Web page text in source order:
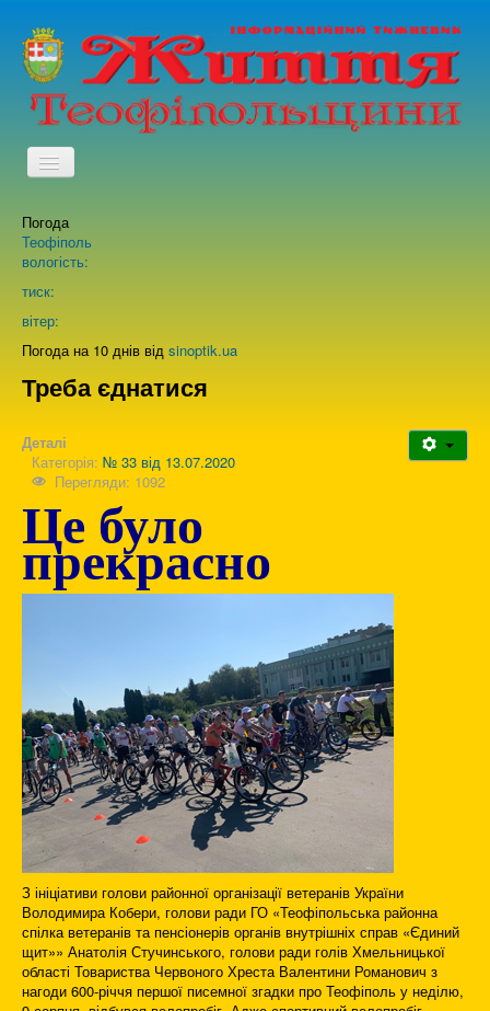
TPL_PROTOSTAR_TOGGLE_MENU
Про нас
Погода
Теофіполь
вологість:
тиск:
вітер:
Погода на 10 днів від sinoptik.ua
Треба єднатися
Деталі
Категорія: № 33 від 13.07.2020
Перегляди: 1092
Це було
прекрасно
З ініціативи голови районної організації ветеранів України
Володимира Кобери, голови ради ГО «Теофіпольська районна
спілка ветеранів та пенсіонерів органів внутрішніх справ «Єдиний
щит»» Анатолія Стучинського, голови ради голів Хмельницької
області Товариства Червоного Хреста Валентини Романович з
нагоди 600-річчя першої писемної згадки про Теофіполь у неділю,